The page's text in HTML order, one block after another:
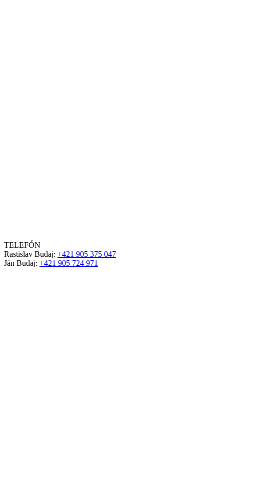
TELEFÓN
Rastislav Budaj: +421 905 375 047
Ján Budaj: +421 905 724 971